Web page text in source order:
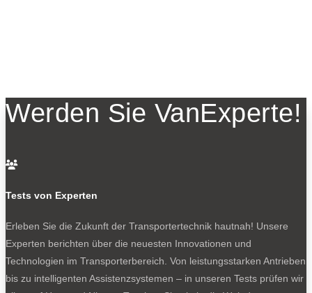
Werden Sie VanExperte!

Tests von Experten
Erleben Sie die Zukunft der Transportertechnik hautnah! Unsere
Experten berichten über die neuesten Innovationen und
Technologien im Transporterbereich. Von leistungsstarken Antrieben
bis zu intelligenten Assistenzsystemen – in unseren Tests prüfen wir